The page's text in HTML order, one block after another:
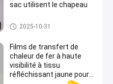
sac utilisent le chapeau
Sangle réfléchie
2025-10-31
Films de transfert de
chaleur de fer à haute
visibilité à tissu
réfléchissant jaune pour